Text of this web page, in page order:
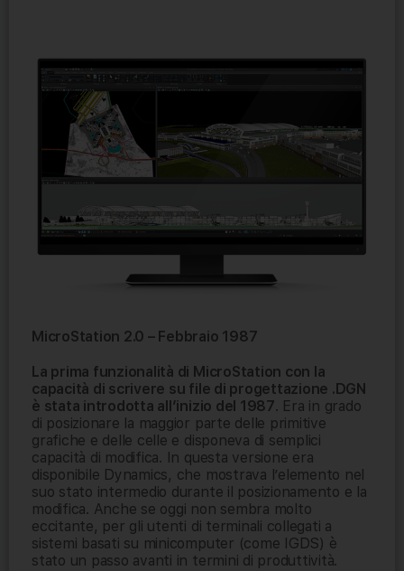
MicroStation 2.0 – Febbraio 1987
La prima funzionalità di MicroStation con la
capacità di scrivere su file di progettazione .DGN
è stata introdotta all’inizio del 1987. Era in grado
di posizionare la maggior parte delle primitive
grafiche e delle celle e disponeva di semplici
capacità di modifica. In questa versione era
disponibile Dynamics, che mostrava l’elemento nel
suo stato intermedio durante il posizionamento e la
modifica. Anche se oggi non sembra molto
eccitante, per gli utenti di terminali collegati a
sistemi basati su minicomputer (come IGDS) è
stato un passo avanti in termini di produttività.